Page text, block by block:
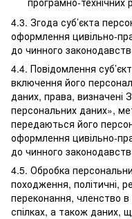
4.3. Згода суб’єкта
оформлення цивільно-
до чинного
4.4. Повідомлення
включення його
даних, права, визначені
персональних даних»,
передаються його
оформлення цивільно-
до чинного
4.5. Обробка
походження, політичні,
переконання, членство в
спілках, а також даних,